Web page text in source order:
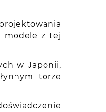
modele z tej
w Japonii,
torze